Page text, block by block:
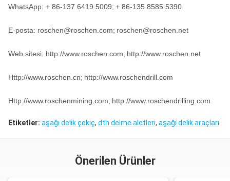
WhatsApp: + 86-137 6419 5009; + 86-135 8585 5390
E-posta: roschen@roschen.com; roschen@roschen.net
Web sitesi: http://www.roschen.com; http://www.roschen.net
Http://www.roschen.cn; http://www.roschendrill.com
Http://www.roschenmining.com; http://www.roschendrilling.com
Etiketler: aşağı delik çekiç, dth delme aletleri, aşağı delik araçları
Önerilen Ürünler